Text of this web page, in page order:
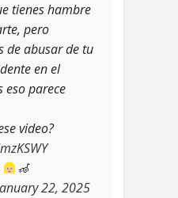
tienes hambre
pero
de abusar de tu
en el
eso parece
video?
‍🦽
22, 2025